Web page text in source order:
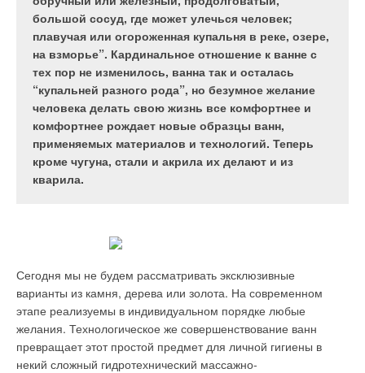
большой сосуд, где может улечься человек;
плавучая или огороженная купальня в реке, озере,
на взморье”. Кардинальное отношение к ванне с
тех пор не изменилось, ванна так и осталась
“купальней разного рода”, но безумное желание
человека делать свою жизнь все комфортнее и
комфортнее рождает новые образцы ванн,
применяемых материалов и технологий. Теперь
кроме чугуна, стали и акрила их делают и из
кварила.
Сегодня мы не будем рассматривать эксклюзивные
варианты из камня, дерева или золота. На современном
этапе реализуемы в индивидуальном порядке любые
желания. Технологическое же совершенствование ванн
превращает этот простой предмет для личной гигиены в
некий сложный гидротехнический массажно-
создание мощной инфраструктуры доставки газа
до потребителя. Это сделало доступным его
использование даже в самых удаленных районах.
Широкое применение данного вида топлива в
промышленных и бытовых целях связано еще и с
экологическими факторами — газ сгорает
практически полностью, и выбросы в атмосферу
незначительны. Благодаря современным
технологиям и внедрению новейших систем
автоматизированного управления и контроля
Принципиальная схема
подключения
постоянным проживанием людей, имеющее
несколько этажей, включая цокольный, с большим
количеством разнофункциональных помещений.
Строительство подобного дома сопровождается
повышенными требованиями заказчика к
комфорту проживания в нем. Помимо
традиционных инженерных систем (отопление и
горячее водоснабжение), в доме часто
предусмотрены и другие теплопотребляющие
устройства: обогреваемые полы в отдельных
очень быстро отреагировал на возросший спрос
по современному оборудованию для подобных
систем и, в том числе, по теплогенераторам.